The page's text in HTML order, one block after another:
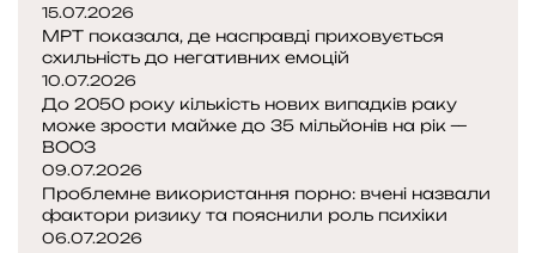
і
д
к
р
и
т
т
я
в
ч
15.07.2026
МРТ показала, де насправді приховується
схильність до негативних емоцій
10.07.2026
До 2050 року кількість нових випадків раку
може зрости майже до 35 мільйонів на рік —
ВООЗ
09.07.2026
Проблемне використання порно: вчені назвали
фактори ризику та пояснили роль психіки
06.07.2026